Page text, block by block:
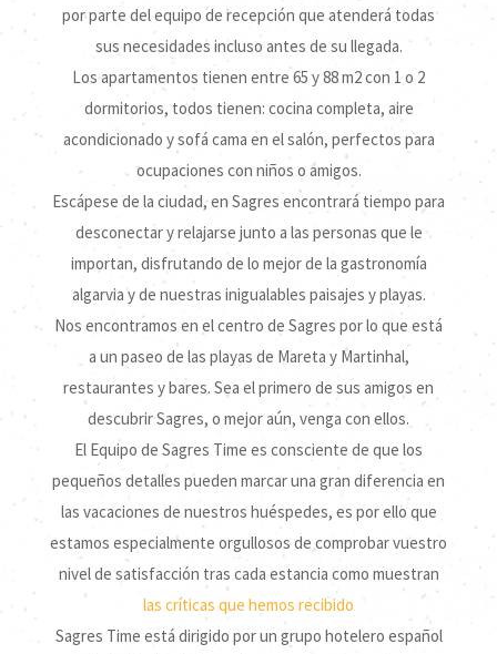
por parte del equipo de recepción que atenderá todas
sus necesidades incluso antes de su llegada.
Los apartamentos tienen entre 65 y 88 m2 con 1 o 2
dormitorios, todos tienen: cocina completa, aire
acondicionado y sofá cama en el salón, perfectos para
ocupaciones con niños o amigos.
Escápese de la ciudad, en Sagres encontrará tiempo para
desconectar y relajarse junto a las personas que le
importan, disfrutando de lo mejor de la gastronomía
algarvia y de nuestras inigualables paisajes y playas.
Nos encontramos en el centro de Sagres por lo que está
a un paseo de las playas de Mareta y Martinhal,
restaurantes y bares. Sea el primero de sus amigos en
descubrir Sagres, o mejor aún, venga con ellos.
El Equipo de Sagres Time es consciente de que los
pequeños detalles pueden marcar una gran diferencia en
las vacaciones de nuestros huéspedes, es por ello que
estamos especialmente orgullosos de comprobar vuestro
nivel de satisfacción tras cada estancia como muestran
las críticas que hemos recibido
Sagres Time está dirigido por un grupo hotelero español